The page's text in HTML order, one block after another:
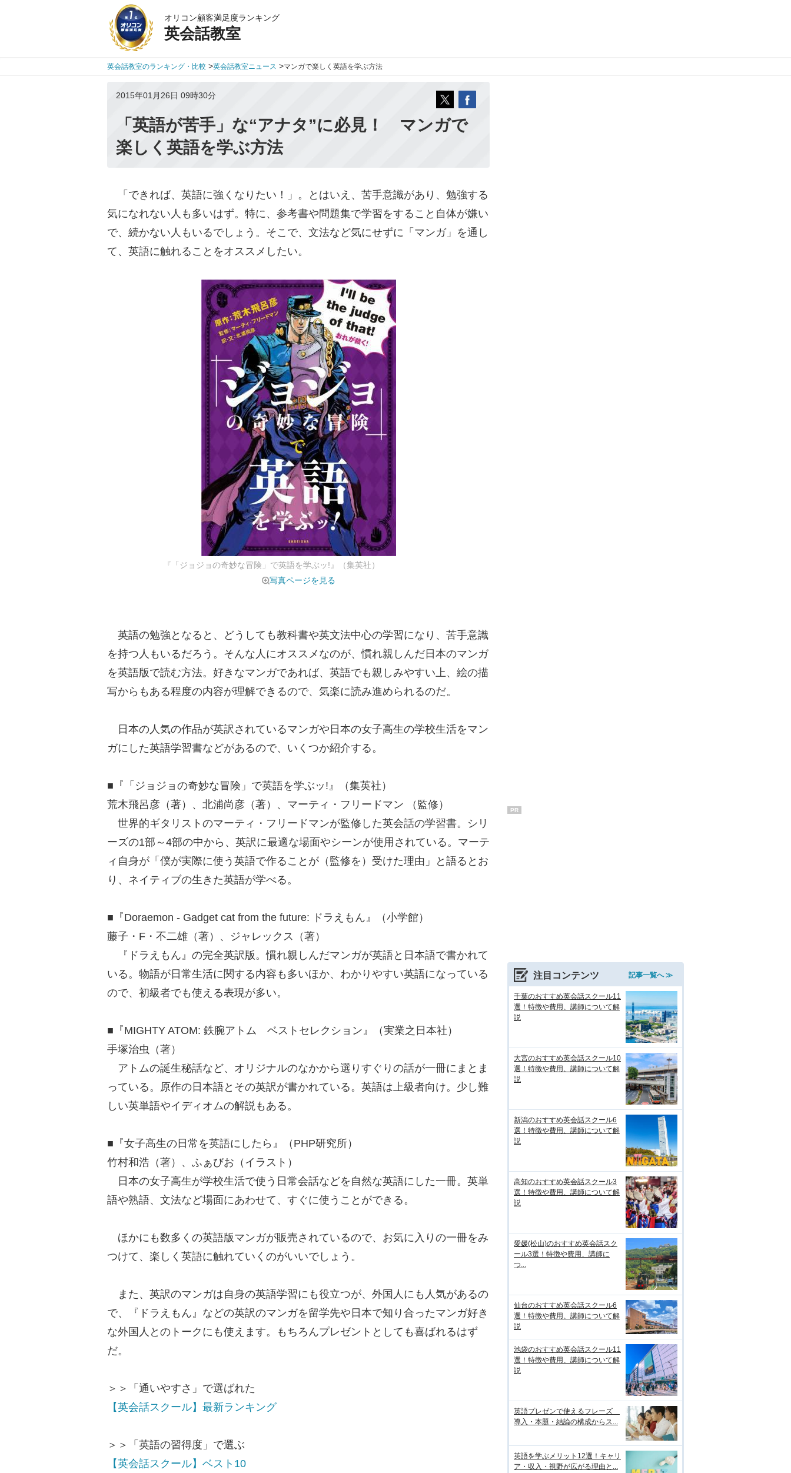
オリコン顧客満足度ランキング
英会話教室
英会話教室のランキング・比較 >英会話教室ニュース >マンガで楽しく英語を学ぶ方法
2015年01月26日 09時30分
「英語が苦手」な“アナタ”に必見！ マンガで
楽しく英語を学ぶ方法
「できれば、英語に強くなりたい！」。とはいえ、苦手意識があり、勉強する
気になれない人も多いはず。特に、参考書や問題集で学習をすること自体が嫌い
で、続かない人もいるでしょう。そこで、文法など気にせずに「マンガ」を通し
て、英語に触れることをオススメしたい。
『「ジョジョの奇妙な冒険」で英語を学ぶッ!』（集英社）
写真ページを見る
英語の勉強となると、どうしても教科書や英文法中心の学習になり、苦手意識
を持つ人もいるだろう。そんな人にオススメなのが、慣れ親しんだ日本のマンガ
を英語版で読む方法。好きなマンガであれば、英語でも親しみやすい上、絵の描
写からもある程度の内容が理解できるので、気楽に読み進められるのだ。
日本の人気の作品が英訳されているマンガや日本の女子高生の学校生活をマン
ガにした英語学習書などがあるので、いくつか紹介する。
■『「ジョジョの奇妙な冒険」で英語を学ぶッ!』（集英社）
荒木飛呂彦（著）、北浦尚彦（著）、マーティ・フリードマン （監修）
世界的ギタリストのマーティ・フリードマンが監修した英会話の学習書。シリ
ーズの1部～4部の中から、英訳に最適な場面やシーンが使用されている。マーテ
ィ自身が「僕が実際に使う英語で作ることが（監修を）受けた理由」と語るとお
り、ネイティブの生きた英語が学べる。
■『Doraemon - Gadget cat from the future: ドラえもん』（小学館）
藤子・F・不二雄（著）、ジャレックス（著）
『ドラえもん』の完全英訳版。慣れ親しんだマンガが英語と日本語で書かれて
いる。物語が日常生活に関する内容も多いほか、わかりやすい英語になっている
ので、初級者でも使える表現が多い。
■『MIGHTY ATOM: 鉄腕アトム ベストセレクション』（実業之日本社）
手塚治虫（著）
アトムの誕生秘話など、オリジナルのなかから選りすぐりの話が一冊にまとま
っている。原作の日本語とその英訳が書かれている。英語は上級者向け。少し難
しい英単語やイディオムの解説もある。
■『女子高生の日常を英語にしたら』（PHP研究所）
竹村和浩（著）、ふぁびお（イラスト）
日本の女子高生が学校生活で使う日常会話などを自然な英語にした一冊。英単
語や熟語、文法など場面にあわせて、すぐに使うことができる。
ほかにも数多くの英語版マンガが販売されているので、お気に入りの一冊をみ
つけて、楽しく英語に触れていくのがいいでしょう。
また、英訳のマンガは自身の英語学習にも役立つが、外国人にも人気があるの
で、『ドラえもん』などの英訳のマンガを留学先や日本で知り合ったマンガ好き
な外国人とのトークにも使えます。もちろんプレゼントとしても喜ばれるはず
だ。
＞＞「通いやすさ」で選ばれた
【英会話スクール】最新ランキング
＞＞「英語の習得度」で選ぶ
【英会話スクール】ベスト10
PR
注目コンテンツ 記事一覧へ ≫
千葉のおすすめ英会話スクール11
選！特徴や費用、講師について解
説
大宮のおすすめ英会話スクール10
選！特徴や費用、講師について解
説
新潟のおすすめ英会話スクール6
選！特徴や費用、講師について解
説
高知のおすすめ英会話スクール3
選！特徴や費用、講師について解
説
愛媛(松山)のおすすめ英会話スク
ール3選！特徴や費用、講師に
つ...
仙台のおすすめ英会話スクール6
選！特徴や費用、講師について解
説
池袋のおすすめ英会話スクール11
選！特徴や費用、講師について解
説
英語プレゼンで使えるフレーズ
導入・本題・結論の構成からス...
英語を学ぶメリット12選！キャリ
ア・収入・視野が広がる理由と...